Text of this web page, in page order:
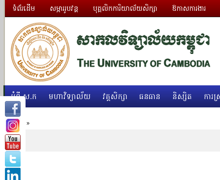
ទំព័រដើម សម្ភាររូបវន្ត បុគ្គលិកការិយាល័យសិក្សា ឱកាសការងារ
អំពី ស.ក មហាវិទ្យាល័យ វគ្គសិក្សា ធនធាន និស្សិត ការស្
Home »